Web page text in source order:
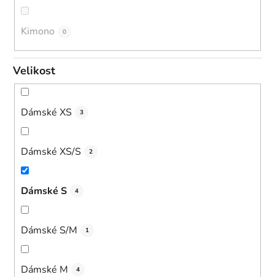
Kimono 0
Velikost
Dámské XS 3
Dámské XS/S 2
Dámské S 4
Dámské S/M 1
Dámské M 4